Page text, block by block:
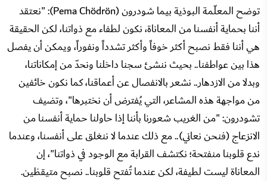
توضح المعلّمة البوذية بيما شودرون (Pema Chödrön): "نعتقد
أننا بحماية أنفسنا من المعاناة، نكون لطفاء مع ذواتنا، لكن الحقيقة
هي أننا فقط نصبح أكثر خوفاً وأكثر تشدداً ونفوراً، ويمكن أن يفصل
هذا بين عواطفنا.. بحيث ننشئ سجنا داخلنا ونحدّ من إمكاناتنا،
وبدلا من الازدهار.. نشعر بالانفصال عن أعماقنا، كما نكون خائفين
من مواجهة هذه المشاعر، التي يُفترض أن نختبرها"، وتضيف
تشودرون: "من الغريب شعورنا بأننا إذا حاولنا حماية أنفسنا من
الانزعاج (فنحن نعاني).. مع ذلك عندما لا ننغلق على أنفسنا، وعندما
ندع قلوبنا منفتحة؛ نكتشف القرابة مع الوجود في ذواتنا"، إن
المعاناة ليست لطيفة، لكن عندما تُفتح قلوبنا.. نصبح متيقظين.